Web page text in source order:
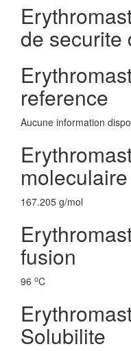
de securite
reference
Aucune information
moleculaire
167.205 g/mol
fusion
96 oC
Solubilite